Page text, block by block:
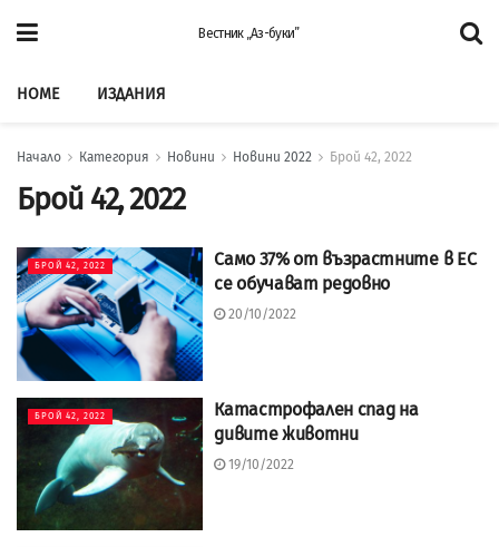
Вестник „Аз-буки”
HOME ИЗДАНИЯ
Начало Категория Новини Новини 2022 Брой 42, 2022
Брой 42, 2022
БРОЙ 42, 2022
Само 37% от възрастните в ЕС
се обучават редовно
20/10/2022
БРОЙ 42, 2022
Катастрофален спад на
дивите животни
19/10/2022